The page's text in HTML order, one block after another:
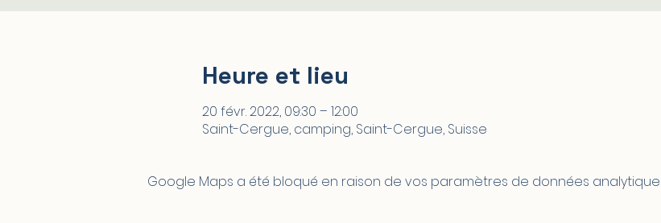
Heure et lieu
20 févr. 2022, 09:30 – 12:00
Saint-Cergue, camping, Saint-Cergue, Suisse
Google Maps a été bloqué en raison de vos paramètres de données